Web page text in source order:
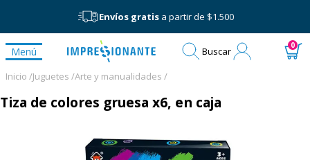
Envíos gratisa partir de $1.500
Menú Buscar 0
Inicio /Juguetes /Arte y manualidades /
Tiza de colores gruesa x6, en caja